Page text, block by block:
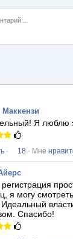
Маккензи
Я люблю
· 18 · Мне
я могу
Спасибо!